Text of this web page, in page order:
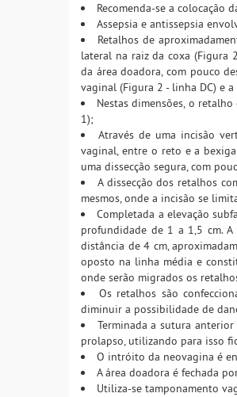
Recomenda-se a colocação
Assepsia e antissepsia
Retalhos de
lateral na raiz da coxa (Figura
da área doadora, com pouco
vaginal (Figura 2 - linha DC) e
Nestas dimensões, o
1);
Através de uma incisão
vaginal, entre o reto e a
uma dissecção segura, com
A dissecção dos retalhos
mesmos, onde a incisão se
Completada a elevação
profundidade de 1 a 1,5 cm.
distância de 4 cm,
oposto na linha média e
onde serão migrados os
Os retalhos são
diminuir a possibilidade de
Terminada a sutura
prolapso, utilizando para isso
O intróito da neovagina é
A área doadora é fechada
Utiliza-se tamponamento